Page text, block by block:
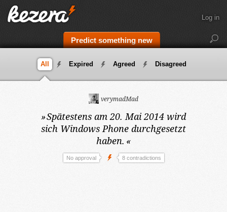
Predict something new
Log in
All Expired Agreed Disagreed
verymadMad
»Spätestens am 20. Mai 2014 wird
sich Windows Phone durchgesetzt
haben. «
No approval 8 contradictions